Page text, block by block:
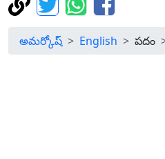
అమర్కోష్ English పదం